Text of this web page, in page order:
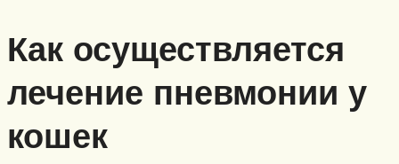
Как осуществляется
лечение пневмонии у
кошек